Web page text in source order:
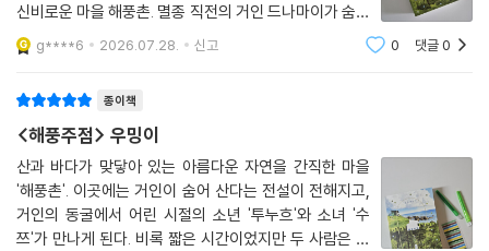
“소설 속 해풍촌은 타이완의 살아있는 역사와
마술적 리얼리즘이 고도로 결합된,
투누흐와 수쯔의 만남부터 시멘트 공장 반대 시위까지, 해풍촌 사람들의
목소리로 전개되는 현실의 서사가 이야기의 한 축이라면, 또 다른 축은 산
의 형상으로 이곳에 숨어 사는 거인 ‘드나마이’의 신화적 시선이 지탱한다.
투누흐와 수쯔가 해풍촌 동굴에서 만나도록 이끈 존재이자, 도시화 개발을
명분으로 사람들이 깎고 부수는 산 그 자체인 거인은 서사 전면에 등장해
신비로운 마을 해풍촌. 멸종 직전의 거인 드나마이가 숨어
사는 전설같은 설정을 품은 이 곳은 배경을 넘어 하나의
생명체처럼 숨쉬고 있다. 드나마이의 장난으로 거대한 동
g****6 2026.07.28. 신고 0 댓글0
종이책
<해풍주점> 우밍이
산과 바다가 맞닿아 있는 아름다운 자연을 간직한 마을
'해풍촌'. 이곳에는 거인이 숨어 산다는 전설이 전해지고,
거인의 동굴에서 어린 시절의 소년 '투누흐'와 소녀 '수
쯔'가 만나게 된다. 비록 짧은 시간이었지만 두 사람은 서